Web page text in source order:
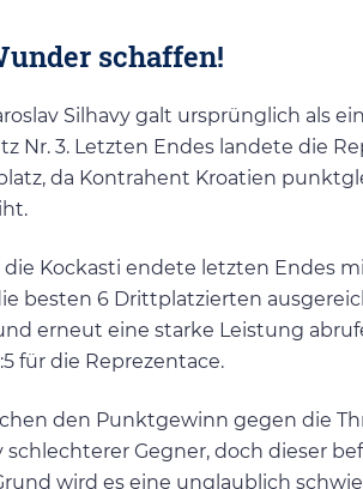
schaffen!
Silhavy galt ursprünglich als
Nr. 3. Letzten Endes landete die
da Kontrahent Kroatien
die Kockasti endete letzten Endes
besten 6 Drittplatzierten
erneut eine starke Leistung
für die Reprezentace.
den Punktgewinn gegen die
Gegner, doch dieser
wird es eine unglaublich